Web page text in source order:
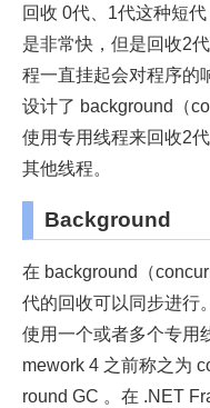
回收 0代、1代这种短
是非常快，但是回收2
程一直挂起会对程序的
设计了 background（
使用专用线程来回收2
其他线程。
Background
在 background（
代的回收可以同步进行
使用一个或者多个专用
mework 4 之前称之为
round GC 。在 .NET